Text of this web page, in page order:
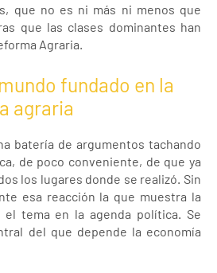
que no es ni más ni menos que
que las clases dominantes han
Agraria.
fundado en la
agraria
batería de argumentos tachando
de poco conveniente, de que ya
los lugares donde se realizó. Sin
esa reacción la que muestra la
tema en la agenda política. Se
del que depende la economía